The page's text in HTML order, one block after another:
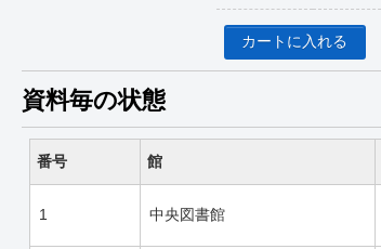
カートに入れる
資料毎の状態
番号 館
1 中央図書館